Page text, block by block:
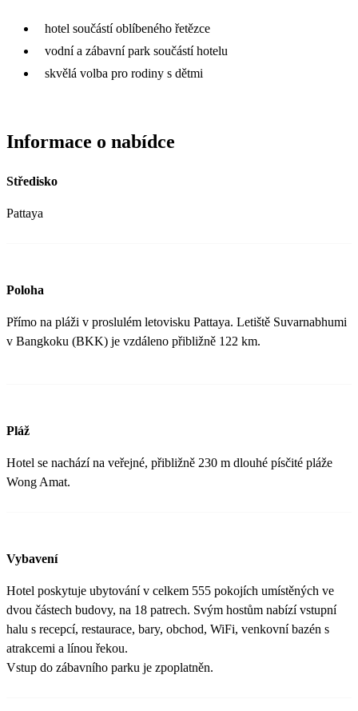
hotel součástí oblíbeného řetězce
vodní a zábavní park součástí hotelu
skvělá volba pro rodiny s dětmi
Informace o nabídce
Středisko
Pattaya
Poloha
Přímo na pláži v proslulém letovisku Pattaya. Letiště Suvarnabhumi
v Bangkoku (BKK) je vzdáleno přibližně 122 km.
Pláž
Hotel se nachází na veřejné, přibližně 230 m dlouhé písčité pláže
Wong Amat.
Vybavení
Hotel poskytuje ubytování v celkem 555 pokojích umístěných ve
dvou částech budovy, na 18 patrech. Svým hostům nabízí vstupní
halu s recepcí, restaurace, bary, obchod, WiFi, venkovní bazén s
atrakcemi a línou řekou.
Vstup do zábavního parku je zpoplatněn.